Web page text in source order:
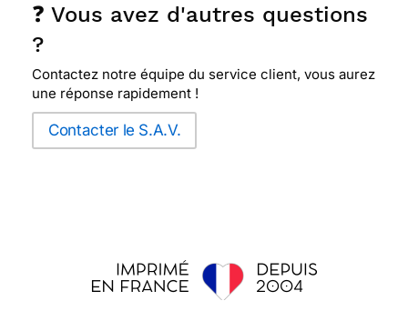
❓ Vous avez d'autres questions
?
Contactez notre équipe du service client, vous aurez
une réponse rapidement !
Contacter le S.A.V.